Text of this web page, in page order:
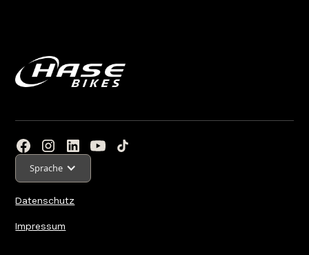
Sprache
Datenschutz
Impressum